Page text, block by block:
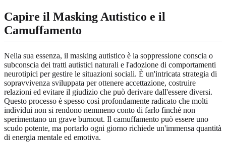
Capire il Masking Autistico e il
Camuffamento
Nella sua essenza, il masking autistico è la soppressione conscia o
subconscia dei tratti autistici naturali e l'adozione di comportamenti
neurotipici per gestire le situazioni sociali. È un'intricata strategia di
sopravvivenza sviluppata per ottenere accettazione, costruire
relazioni ed evitare il giudizio che può derivare dall'essere diversi.
Questo processo è spesso così profondamente radicato che molti
individui non si rendono nemmeno conto di farlo finché non
sperimentano un grave burnout. Il camuffamento può essere uno
scudo potente, ma portarlo ogni giorno richiede un'immensa quantità
di energia mentale ed emotiva.